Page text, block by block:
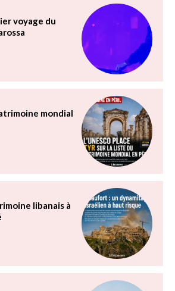
voyage du
mondial
libanais à